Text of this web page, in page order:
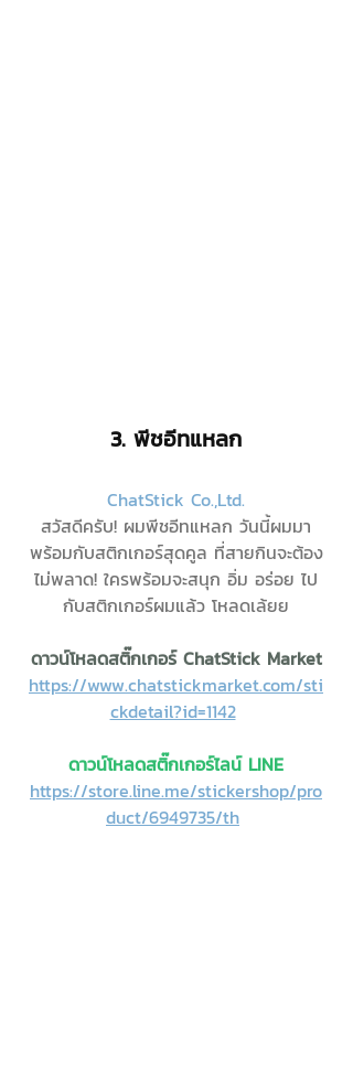
3. พีชอีทแหลก
ChatStick Co.,Ltd.
สวัสดีครับ! ผมพีชอีทแหลก วันนี้ผมมา
พร้อมกับสติกเกอร์สุดคูล ที่สายกินจะต้อง
ไม่พลาด! ใครพร้อมจะสนุก อิ่ม อร่อย ไป
กับสติกเกอร์ผมแล้ว โหลดเล้ยย
ดาวน์โหลดสติ๊กเกอร์ ChatStick Market
https://www.chatstickmarket.com/sti
ckdetail?id=1142
ดาวน์โหลดสติ๊กเกอร์ไลน์ LINE
https://store.line.me/stickershop/pro
duct/6949735/th